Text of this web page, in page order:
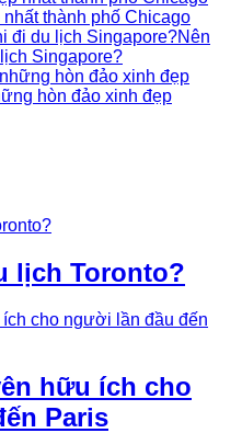
thành phố Chicago
Nên
Singapore?
hòn đảo xinh đẹp
lịch Toronto?
hữu ích cho
Paris